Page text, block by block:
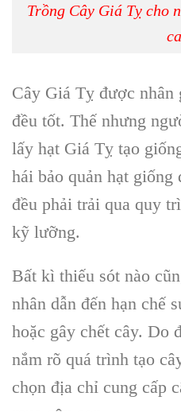
Trồng Cây Giá Tỵ cho
Cây Giá Tỵ được nhân
đều tốt. Thế nhưng
lấy hạt Giá Tỵ tạo
hái bảo quản hạt
đều phải trải qua quy
kỹ lưỡng.
Bất kì thiếu sót nào
nhân dẫn đến hạn chế
hoặc gây chết cây. Do
nắm rõ quá trình tạo
chọn địa chỉ cung cấp